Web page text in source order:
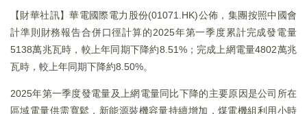
【財華社訊】華電國際電力股份(01071.HK)公佈，集團按照中國會
計準則財務報告合併口徑計算的2025年第一季度累計完成發電量
5138萬兆瓦時，較上年同期下降約8.51%；完成上網電量4802萬兆
瓦時，較上年同期下降約8.50%。
2025年第一季度發電量及上網電量同比下降的主要原因是公司所在
區域電量供需寬鬆，新能源裝機容量持續增加，煤電機組利用小時